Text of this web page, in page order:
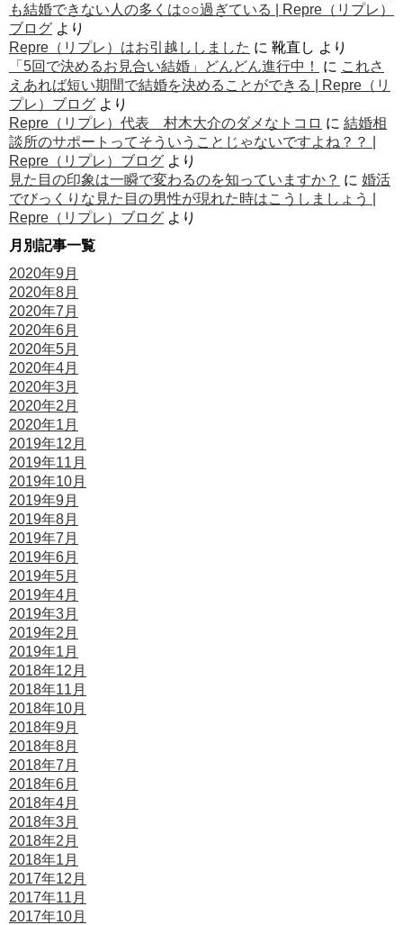
も結婚できない人の多くは○○過ぎている | Repre（リプレ）
ブログ より
Repre（リプレ）はお引越ししました に 靴直し より
「5回で決めるお見合い結婚」どんどん進行中！
に これさ
えあれば短い期間で結婚を決めることができる | Repre（リ
プレ）ブログ より
Repre（リプレ）代表 村木大介のダメなトコロ に 結婚相
談所のサポートってそういうことじゃないですよね？？ |
Repre（リプレ）ブログ より
見た目の印象は一瞬で変わるのを知っていますか？ に 婚活
でびっくりな見た目の男性が現れた時はこうしましょう |
Repre（リプレ）ブログ より
月別記事一覧
2020年9月
2020年8月
2020年7月
2020年6月
2020年5月
2020年4月
2020年3月
2020年2月
2020年1月
2019年12月
2019年11月
2019年10月
2019年9月
2019年8月
2019年7月
2019年6月
2019年5月
2019年4月
2019年3月
2019年2月
2019年1月
2018年12月
2018年11月
2018年10月
2018年9月
2018年8月
2018年7月
2018年6月
2018年4月
2018年3月
2018年2月
2018年1月
2017年12月
2017年11月
2017年10月